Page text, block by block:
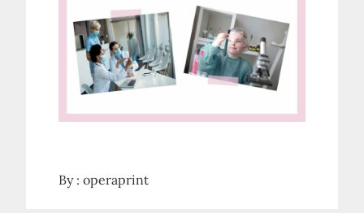
By :operaprint